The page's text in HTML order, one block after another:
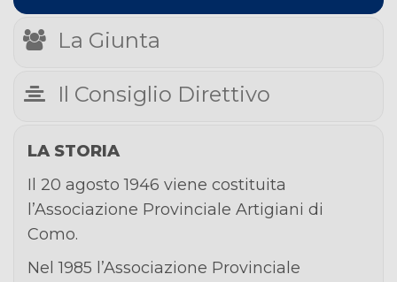
La Giunta
Il Consiglio Direttivo
LA STORIA
Il 20 agosto 1946 viene costituita
l’Associazione Provinciale Artigiani di
Como.
Nel 1985 l’Associazione Provinciale